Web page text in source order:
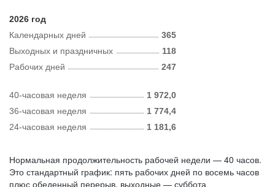
2026 год
Календарных дней
365
Рабочих дней 247
Выходных и праздничных 118
40-часовая неделя
1 972,0
36-часовая неделя
1 774,4
24-часовая неделя
1 181,6
Нормальная продолжительность рабочей недели — 40 часов.
Это стандартный график: пять рабочих дней по восемь часов
плюс обеденный перерыв, выходные — суббота